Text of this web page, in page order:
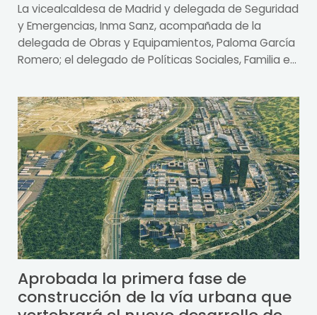
La vicealcaldesa de Madrid y delegada de Seguridad
y Emergencias, Inma Sanz, acompañada de la
delegada de Obras y Equipamientos, Paloma García
Romero; el delegado de Políticas Sociales, Familia e...
Aprobada la primera fase de
construcción de la vía urbana que